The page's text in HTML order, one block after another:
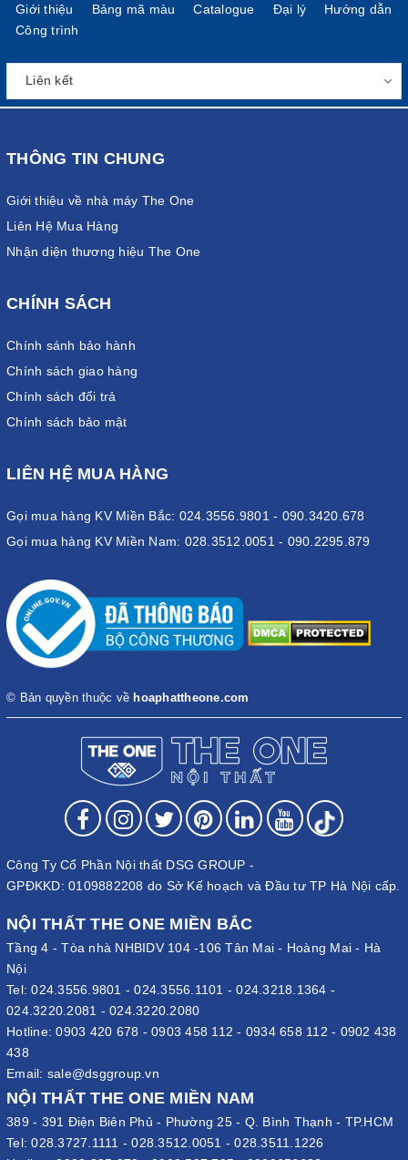
Giới thiệu Bảng mã màu Catalogue Đại lý
Hướng dẫn
Công trình
THÔNG TIN CHUNG
Giới thiệu về nhà máy The One
Liên Hệ Mua Hàng
Nhận diện thương hiệu The One
CHÍNH SÁCH
Chính sánh bảo hành
Chính sách giao hàng
Chính sách đổi trả
Chính sách bảo mật
LIÊN HỆ MUA HÀNG
Gọi mua hàng KV Miền Bắc: 024.3556.9801 - 090.3420.678
Gọi mua hàng KV Miền Nam: 028.3512.0051 - 090.2295.879
© Bản quyền thuộc về hoaphattheone.com
Công Ty Cổ Phần Nội thất DSG GROUP -
GPĐKKD: 0109882208 do Sở Kế hoạch và Đầu tư TP Hà Nội cấp.
NỘI THẤT THE ONE MIỀN BẮC
Tầng 4 - Tòa nhà NHBIDV 104 -106 Tân Mai - Hoàng Mai - Hà
Nội
Tel:024.3556.9801 -024.3556.1101 -024.3218.1364 -
024.3220.2081 - 024.3220.2080
Hotline:0903 420 678 - 0903 458 112 - 0934 658 112 - 0902 438
438
Email: sale@dsggroup.vn
NỘI THẤT THE ONE MIỀN NAM
389 - 391 Điện Biên Phủ - Phường 25 - Q. Bình Thạnh - TP.HCM
Tel:028.3727.1111 -028.3512.0051 -028.3511.1226